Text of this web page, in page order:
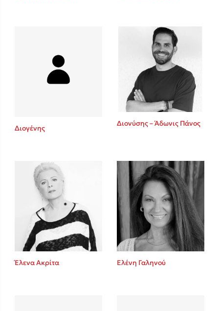
Ιωάννης Γλωσσόπουλος
Ένας γίγαντας στο σχολείο
Mel Robbins
Η μέθοδος Αφήστε τους
Διογένης
Διονύσης – Άδωνις Πάνος
Έλενα Ακρίτα Ελένη Γαληνού